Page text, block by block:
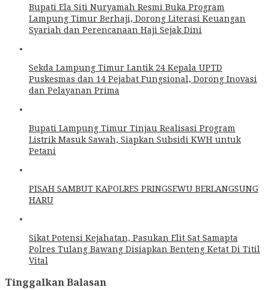
Bupati Ela Siti Nuryamah Resmi Buka Program
Lampung Timur Berhaji, Dorong Literasi Keuangan
Syariah dan Perencanaan Haji Sejak Dini
Sekda Lampung Timur Lantik 24 Kepala UPTD
Puskesmas dan 14 Pejabat Fungsional, Dorong Inovasi
dan Pelayanan Prima
Bupati Lampung Timur Tinjau Realisasi Program
Listrik Masuk Sawah, Siapkan Subsidi KWH untuk
Petani
PISAH SAMBUT KAPOLRES PRINGSEWU BERLANGSUNG
HARU
Sikat Potensi Kejahatan, Pasukan Elit Sat Samapta
Polres Tulang Bawang Disiapkan Benteng Ketat Di Titil
Vital
Tinggalkan Balasan